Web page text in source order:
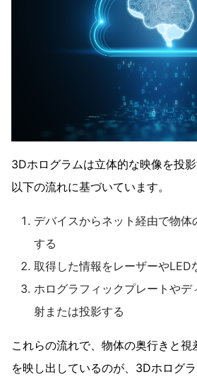
3Dホログラムは立体的な映像を投
以下の流れに基づいています。
デバイスからネット経由で物
する
取得した情報をレーザーやLED
ホログラフィックプレートやデ
射または投影する
これらの流れで、物体の奥行きと
を映し出しているのが、3Dホログラ